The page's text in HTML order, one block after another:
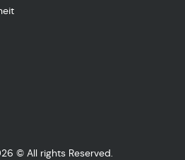
© All rights Reserved.